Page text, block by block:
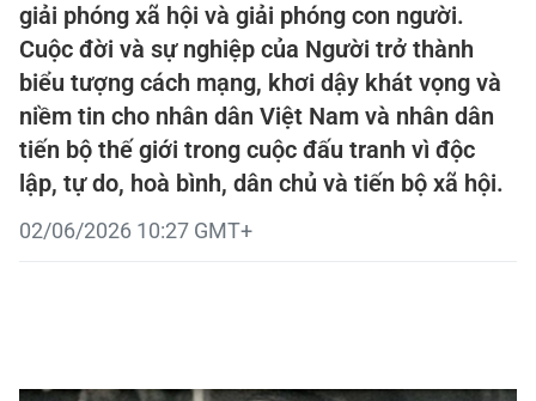
giải phóng xã hội và giải phóng con người.
Cuộc đời và sự nghiệp của Người trở thành
biểu tượng cách mạng, khơi dậy khát vọng và
niềm tin cho nhân dân Việt Nam và nhân dân
tiến bộ thế giới trong cuộc đấu tranh vì độc
lập, tự do, hoà bình, dân chủ và tiến bộ xã hội.
02/06/2026 10:27 GMT+